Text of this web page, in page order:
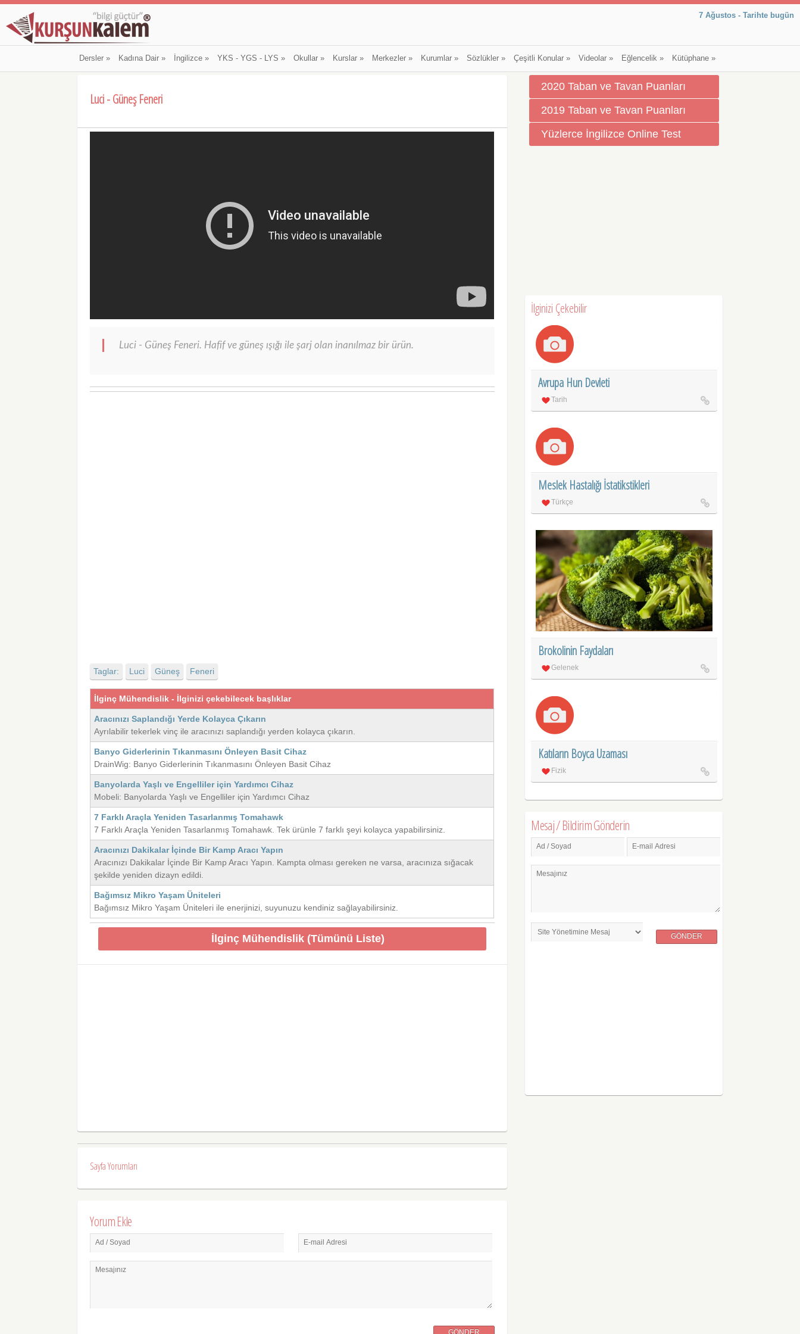
7 Ağustos - Tarihte bugün
Dersler» Kadına Dair» İngilizce» YKS - YGS - LYS » Okullar» Kurslar» Merkezler» Kurumlar» Sözlükler» Çeşitli Konular» Videolar» Eğlencelik» Kütüphane»
Luci - Güneş Feneri
Luci - Güneş Feneri. Hafif ve güneş ışığı ile şarj olan inanılmaz bir ürün.
Taglar: Luci Güneş Feneri
İlginç Mühendislik - İlginizi çekebilecek başlıklar
Aracınızı Saplandığı Yerde Kolayca Çıkarın
Ayrılabilir tekerlek vinç ile aracınızı saplandığı yerden kolayca çıkarın.
Banyo Giderlerinin Tıkanmasını Önleyen Basit Cihaz
DrainWig: Banyo Giderlerinin Tıkanmasını Önleyen Basit Cihaz
Banyolarda Yaşlı ve Engelliler için Yardımcı Cihaz
Mobeli: Banyolarda Yaşlı ve Engelliler için Yardımcı Cihaz
7 Farklı Araçla Yeniden Tasarlanmış Tomahawk
7 Farklı Araçla Yeniden Tasarlanmış Tomahawk. Tek ürünle 7 farklı şeyi kolayca yapabilirsiniz.
Aracınızı Dakikalar İçinde Bir Kamp Aracı Yapın
Aracınızı Dakikalar İçinde Bir Kamp Aracı Yapın. Kampta olması gereken ne varsa, aracınıza sığacak
şekilde yeniden dizayn edildi.
Bağımsız Mikro Yaşam Üniteleri
Bağımsız Mikro Yaşam Üniteleri ile enerjinizi, suyunuzu kendiniz sağlayabilirsiniz.
İlginç Mühendislik (Tümünü Liste)
Sayfa Yorumları
Yorum Ekle
Ad / Soyad E-mail Adresi
Mesajınız
GÖNDER
2020 Taban ve Tavan Puanları
2019 Taban ve Tavan Puanları
Yüzlerce İngilizce Online Test
İlginizi Çekebilir
Avrupa Hun Devleti
Tarih
Meslek Hastalığı İstatikstikleri
Türkçe
Brokolinin Faydaları
Gelenek
Katıların Boyca Uzaması
Fizik
Mesaj / Bildirim Gönderin
Ad / Soyad E-mail Adresi
Mesajınız
GÖNDER